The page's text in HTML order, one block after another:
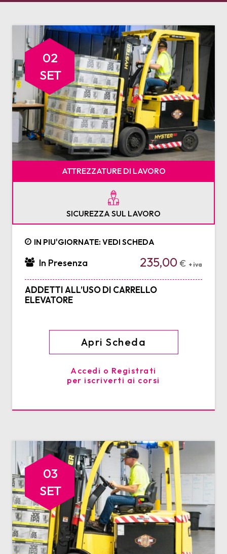
02
SET
ATTREZZATURE DI LAVORO
SICUREZZA SUL LAVORO
IN PIU'GIORNATE: VEDI SCHEDA
235,00€ + iva
In Presenza
ADDETTI ALL’USO DI CARRELLO
ELEVATORE
Apri Scheda
Accedi o Registrati
per iscriverti ai corsi
03
SET